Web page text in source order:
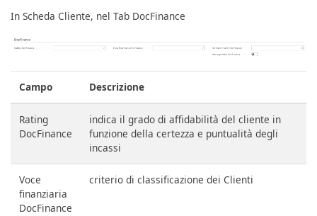
In Scheda Cliente, nel Tab DocFinance
Campo Descrizione
Rating
DocFinance
indica il grado di affidabilità del cliente in
funzione della certezza e puntualità degli
incassi
Voce
finanziaria
DocFinance
criterio di classificazione dei Clienti